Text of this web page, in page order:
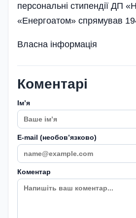
персональні стипендії ДП
«Енергоатом» спрямував
Власна інформація
Коментарі
Імʼя
E-mail (необовʼязково)
Коментар